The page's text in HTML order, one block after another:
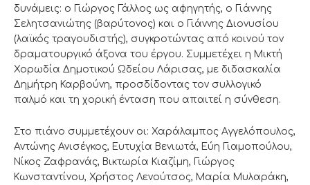
δυνάμεις: ο Γιώργος Γάλλος ως αφηγητής, ο Γιάννης
Σελητσανιώτης (βαρύτονος) και ο Γιάννης Διονυσίου
(λαϊκός τραγουδιστής), συγκροτώντας από κοινού τον
δραματουργικό άξονα του έργου. Συμμετέχει η Μικτή
Χορωδία Δημοτικού Ωδείου Λάρισας, με διδασκαλία
Δημήτρη Καρβούνη, προσδίδοντας τον συλλογικό
παλμό και τη χορική ένταση που απαιτεί η σύνθεση.
Στο πιάνο συμμετέχουν οι: Χαράλαμπος Αγγελόπουλος,
Αντώνης Ανισέγκος, Ευτυχία Βενιωτά, Εύη Γιαμοπούλου,
Νίκος Ζαφρανάς, Βικτωρία Κιαζίμη, Γιώργος
Κωνσταντίνου, Χρήστος Λενούτσος, Μαρία Μυλαράκη,